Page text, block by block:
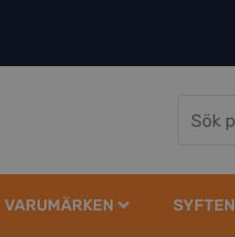
VARUMÄRKEN SYFTEN